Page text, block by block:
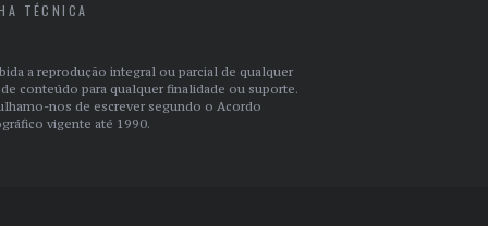
TÉCNICA
a reprodução integral ou parcial de qualquer
conteúdo para qualquer finalidade ou suporte.
nos de escrever segundo o Acordo
vigente até 1990.